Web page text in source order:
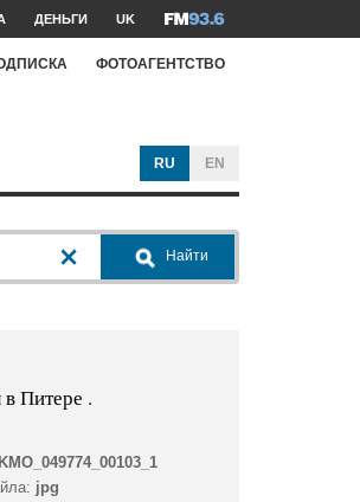
ДЕНЬГИ UK
ФОТОАГЕНТСТВО
RU EN
Найти
Питере .
KMO_049774_00103_1
jpg